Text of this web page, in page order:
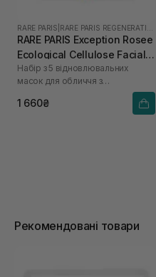
RARE PARIS
RARE PARIS Exception Rosee
Ecological Cellulose Facial
Mask 5 шт* 23 мл
Набір з 5 відновлювальних
масок для обличчя з
керамідами, омега-3 і омега-6
1 660₴
Рекомендовані товари